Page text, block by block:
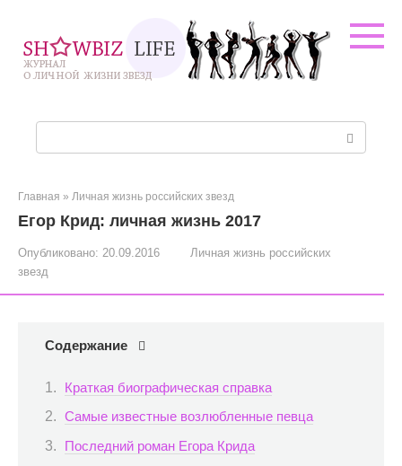
контенту
Главная » Личная жизнь российских звезд
Егор Крид: личная жизнь 2017
Опубликовано: 20.09.2016
Личная жизнь российских
звезд
Содержание
Краткая биографическая справка
Самые известные возлюбленные певца
Последний роман Егора Крида